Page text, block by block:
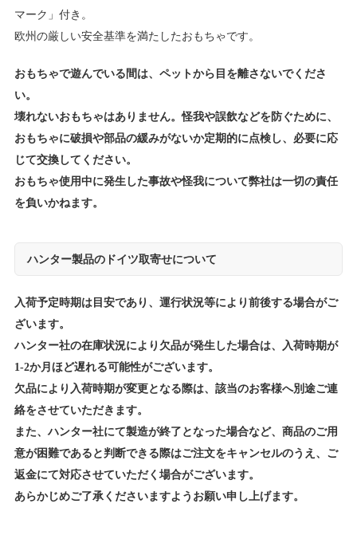
マーク」付き。
欧州の厳しい安全基準を満たしたおもちゃです。
おもちゃで遊んでいる間は、ペットから目を離さないでくださ
い。
壊れないおもちゃはありません。怪我や誤飲などを防ぐために、
おもちゃに破損や部品の緩みがないか定期的に点検し、必要に応
じて交換してください。
おもちゃ使用中に発生した事故や怪我について弊社は一切の責任
を負いかねます。
ハンター製品のドイツ取寄せについて
入荷予定時期は目安であり、運行状況等により前後する場合がご
ざいます。
ハンター社の在庫状況により欠品が発生した場合は、入荷時期が
1-2か月ほど遅れる可能性がございます。
欠品により入荷時期が変更となる際は、該当のお客様へ別途ご連
絡をさせていただきます。
また、ハンター社にて製造が終了となった場合など、商品のご用
意が困難であると判断できる際はご注文をキャンセルのうえ、ご
返金にて対応させていただく場合がございます。
あらかじめご了承くださいますようお願い申し上げます。